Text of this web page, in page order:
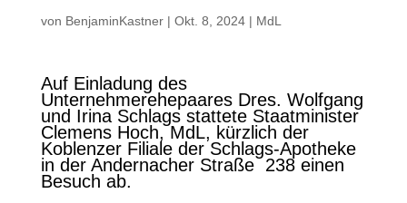
von BenjaminKastner| Okt. 8, 2024| MdL
Auf Einladung des
Unternehmerehepaares Dres. Wolfgang
und Irina Schlags stattete Staatminister
Clemens Hoch, MdL, kürzlich der
Koblenzer Filiale der Schlags-Apotheke
in der Andernacher Straße 238 einen
Besuch ab.